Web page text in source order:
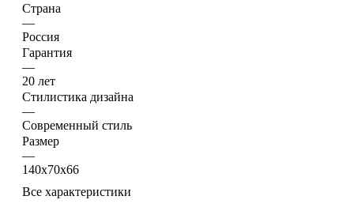
Страна
—
Россия
Гарантия
—
20 лет
Стилистика дизайна
—
Современный стиль
Размер
—
140х70х66
Все характеристики